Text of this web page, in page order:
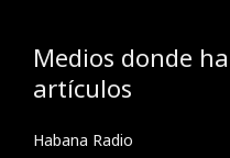
Medios donde
artículos
Habana Radio